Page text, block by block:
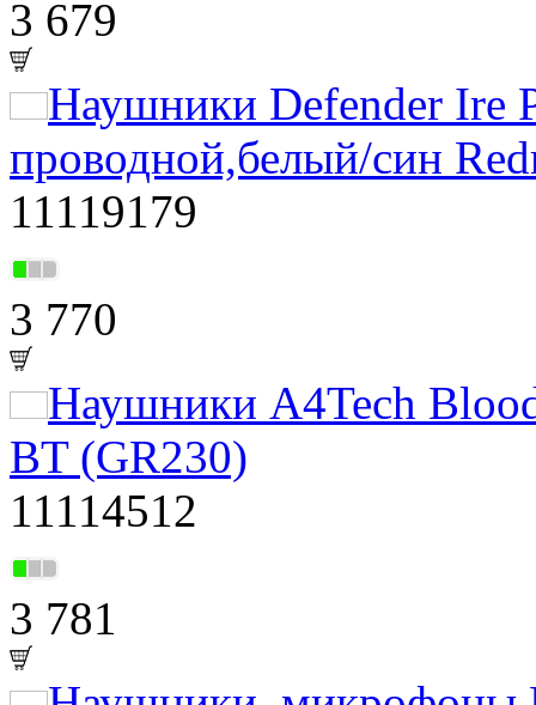
3 679
Наушники Defender Ire
проводной,белый/син
11119179
3 770
Наушники A4Tech
BT (GR230)
11114512
3 781